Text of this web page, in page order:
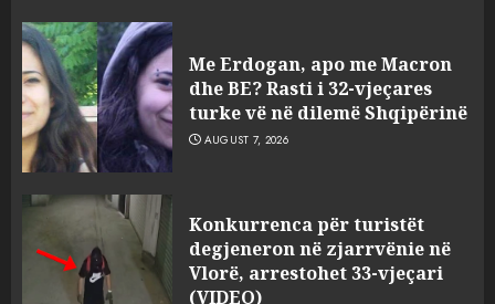
Me Erdogan, apo me Macron
dhe BE? Rasti i 32-vjeçares
turke vë në dilemë Shqipërinë
AUGUST 7, 2026
Konkurrenca për turistët
degjeneron në zjarrvënie në
Vlorë, arrestohet 33-vjeçari
(VIDEO)